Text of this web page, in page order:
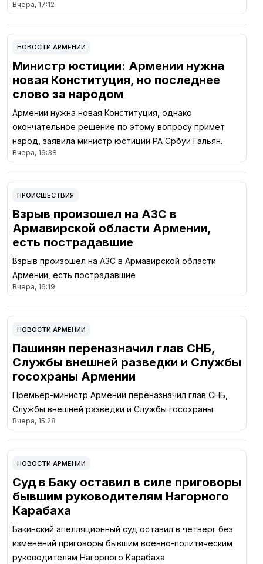
Вчера, 17:12
НОВОСТИ АРМЕНИИ
Министр юстиции: Армении нужна
новая Конституция, но последнее
слово за народом
Армении нужна новая Конституция, однако
окончательное решение по этому вопросу примет
народ, заявила министр юстиции РА Србуи Гальян.
Вчера, 16:38
ПРОИСШЕСТВИЯ
Взрыв произошел на АЗС в
Армавирской области Армении,
есть пострадавшие
Взрыв произошел на АЗС в Армавирской области
Армении, есть пострадавшие
Вчера, 16:19
НОВОСТИ АРМЕНИИ
Пашинян переназначил глав СНБ,
Службы внешней разведки и Службы
госохраны Армении
Премьер-министр Армении переназначил глав СНБ,
Службы внешней разведки и Службы госохраны
Вчера, 15:28
НОВОСТИ АРМЕНИИ
Суд в Баку оставил в силе приговоры
бывшим руководителям Нагорного
Карабаха
Бакинский апелляционный суд оставил в четверг без
изменений приговоры бывшим военно-политическим
руководителям Нагорного Карабаха